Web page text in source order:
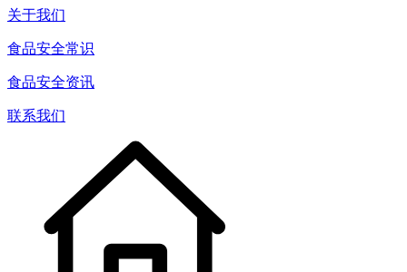
关于我们
食品安全常识
食品安全资讯
联系我们